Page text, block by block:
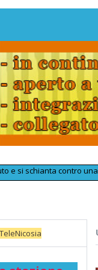
contro una vettura